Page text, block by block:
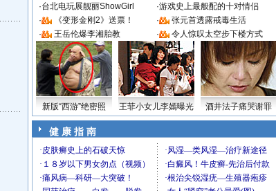
·台北电玩展靓丽ShowGirl ·游戏史上最般配的十对情侣
·
《变形金刚2》送票！ ·
张元首透露戒毒生活
·
王岳伦爆李湘胎教 · 令人惊叹太空步下楼方式
新版“西游”绝密照 王菲小女儿李嫣曝光 酒井法子痛哭谢罪
健 康 指 南